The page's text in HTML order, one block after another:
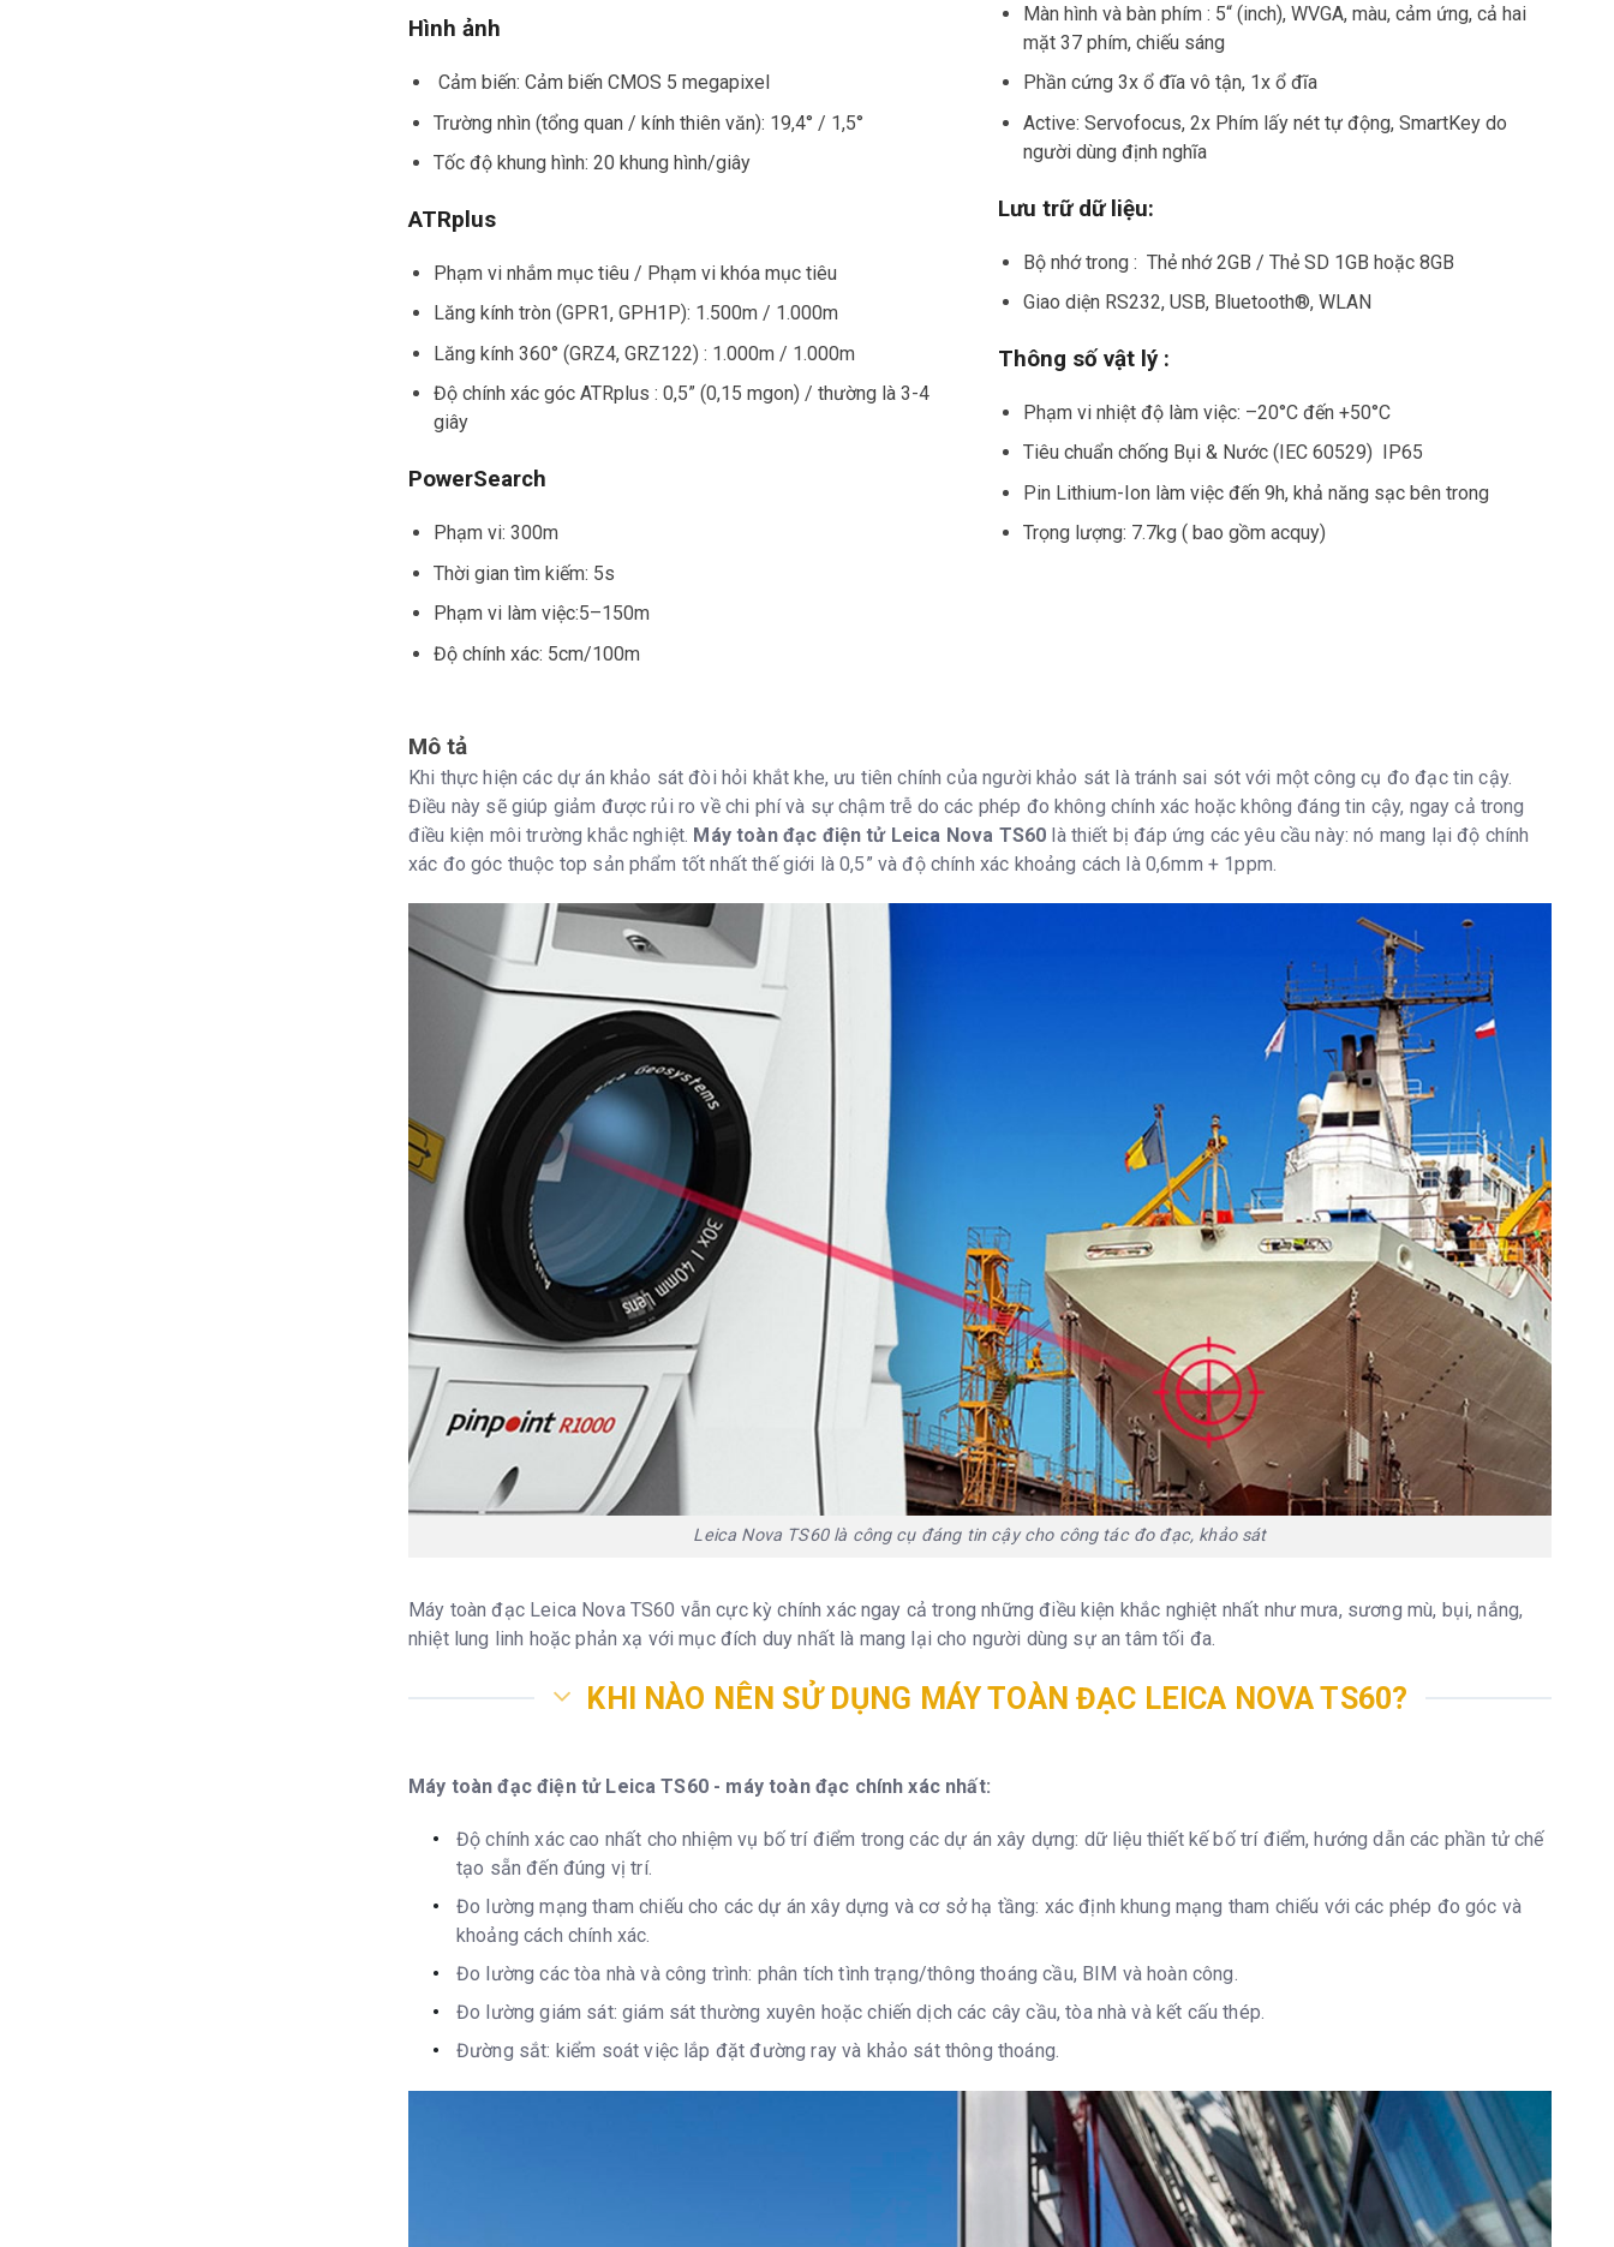
Hình ảnh
Cảm biến: Cảm biến CMOS 5 megapixel
Trường nhìn (tổng quan / kính thiên văn): 19,4° / 1,5°
Tốc độ khung hình: 20 khung hình/giây
ATRplus
Phạm vi nhắm mục tiêu / Phạm vi khóa mục tiêu
Lăng kính tròn (GPR1, GPH1P): 1.500m / 1.000m
Lăng kính 360° (GRZ4, GRZ122) : 1.000m / 1.000m
Độ chính xác góc ATRplus : 0,5” (0,15 mgon) / thường là 3-4
giây
PowerSearch
Phạm vi: 300m
Thời gian tìm kiếm: 5s
Phạm vi làm việc:5–150m
Độ chính xác: 5cm/100m
Màn hình và bàn phím : 5“ (inch), WVGA, màu, cảm ứng, cả hai
mặt 37 phím, chiếu sáng
Phần cứng 3x ổ đĩa vô tận, 1x ổ đĩa
Active: Servofocus, 2x Phím lấy nét tự động, SmartKey do
người dùng định nghĩa
Lưu trữ dữ liệu:
Bộ nhớ trong : Thẻ nhớ 2GB / Thẻ SD 1GB hoặc 8GB
Giao diện RS232, USB, Bluetooth®, WLAN
Thông số vật lý :
Phạm vi nhiệt độ làm việc: –20°C đến +50°C
Tiêu chuẩn chống Bụi & Nước (IEC 60529) IP65
Pin Lithium-Ion làm việc đến 9h, khả năng sạc bên trong
Trọng lượng: 7.7kg ( bao gồm acquy)
Mô tả
Khi thực hiện các dự án khảo sát đòi hỏi khắt khe, ưu tiên chính của người khảo sát là tránh sai sót với một công cụ đo đạc tin cậy.
Điều này sẽ giúp giảm được rủi ro về chi phí và sự chậm trễ do các phép đo không chính xác hoặc không đáng tin cậy, ngay cả trong
điều kiện môi trường khắc nghiệt. Máy toàn đạc điện tử Leica Nova TS60 là thiết bị đáp ứng các yêu cầu này: nó mang lại độ chính
xác đo góc thuộc top sản phẩm tốt nhất thế giới là 0,5” và độ chính xác khoảng cách là 0,6mm + 1ppm.
Leica Nova TS60 là công cụ đáng tin cậy cho công tác đo đạc, khảo sát
Máy toàn đạc Leica Nova TS60 vẫn cực kỳ chính xác ngay cả trong những điều kiện khắc nghiệt nhất như mưa, sương mù, bụi, nắng,
nhiệt lung linh hoặc phản xạ với mục đích duy nhất là mang lại cho người dùng sự an tâm tối đa.
KHI NÀO NÊN SỬ DỤNG MÁY TOÀN ĐẠC LEICA NOVA TS60?
Máy toàn đạc điện tử Leica TS60 - máy toàn đạc chính xác nhất:
Độ chính xác cao nhất cho nhiệm vụ bố trí điểm trong các dự án xây dựng: dữ liệu thiết kế bố trí điểm, hướng dẫn các phần tử chế
tạo sẵn đến đúng vị trí.
Đo lường mạng tham chiếu cho các dự án xây dựng và cơ sở hạ tầng: xác định khung mạng tham chiếu với các phép đo góc và
khoảng cách chính xác.
Đo lường các tòa nhà và công trình: phân tích tình trạng/thông thoáng cầu, BIM và hoàn công.
Đo lường giám sát: giám sát thường xuyên hoặc chiến dịch các cây cầu, tòa nhà và kết cấu thép.
Đường sắt: kiểm soát việc lắp đặt đường ray và khảo sát thông thoáng.